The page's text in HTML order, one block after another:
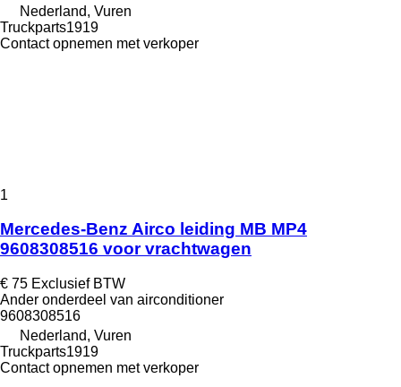
Nederland, Vuren
Truckparts1919
Contact opnemen met verkoper
1
Mercedes-Benz Airco leiding MB MP4
9608308516 voor vrachtwagen
€ 75 Exclusief BTW
Ander onderdeel van airconditioner
9608308516
Nederland, Vuren
Truckparts1919
Contact opnemen met verkoper